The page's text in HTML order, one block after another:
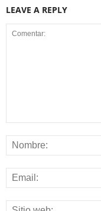
LEAVE A REPLY